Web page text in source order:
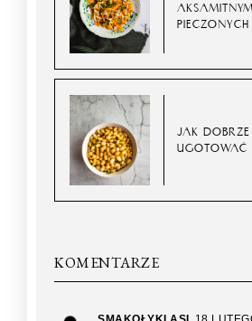
PIECZONYCH
JAK DOBRZE
UGOTOWAĆ
KOMENTARZE